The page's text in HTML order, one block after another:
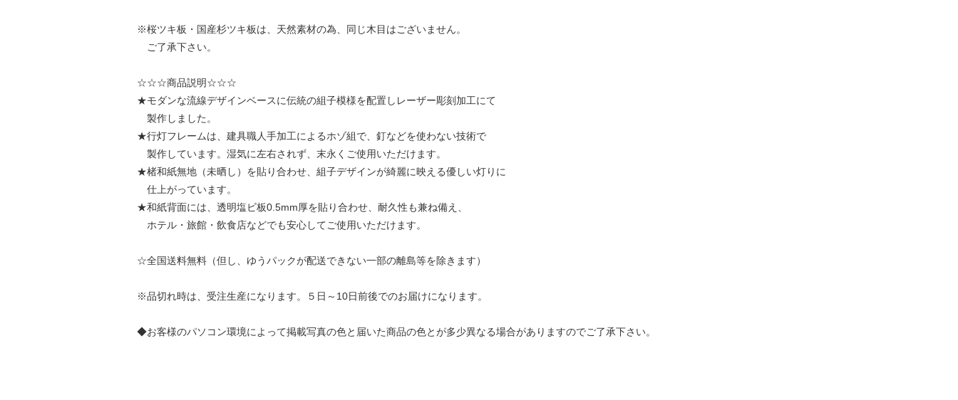
※桜ツキ板・国産杉ツキ板は、天然素材の為、同じ木目はございません。
ご了承下さい。
☆☆☆商品説明☆☆☆
★モダンな流線デザインベースに伝統の組子模様を配置しレーザー彫刻加工にて
製作しました。
★行灯フレームは、建具職人手加工によるホゾ組で、釘などを使わない技術で
製作しています。湿気に左右されず、末永くご使用いただけます。
★楮和紙無地（未晒し）を貼り合わせ、組子デザインが綺麗に映える優しい灯りに
仕上がっています。
★和紙背面には、透明塩ビ板0.5mm厚を貼り合わせ、耐久性も兼ね備え、
ホテル・旅館・飲食店などでも安心してご使用いただけます。
☆全国送料無料（但し、ゆうパックが配送できない一部の離島等を除きます）
※品切れ時は、受注生産になります。５日～10日前後でのお届けになります。
◆お客様のパソコン環境によって掲載写真の色と届いた商品の色とが多少異なる場合がありますのでご了承下さい。